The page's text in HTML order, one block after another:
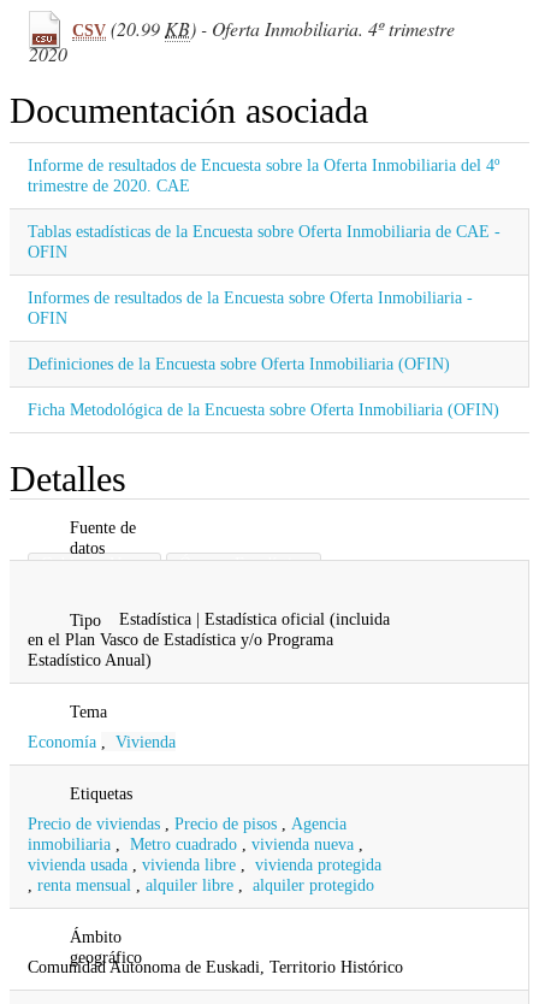
CSV (20.99 KB) - Oferta Inmobiliaria. 4º trimestre
2020
Documentación asociada
Informe de resultados de Encuesta sobre la Oferta Inmobiliaria del 4º
trimestre de 2020. CAE
Tablas estadísticas de la Encuesta sobre Oferta Inmobiliaria de CAE -
OFIN
Informes de resultados de la Encuesta sobre Oferta Inmobiliaria -
OFIN
Definiciones de la Encuesta sobre Oferta Inmobiliaria (OFIN)
Ficha Metodológica de la Encuesta sobre Oferta Inmobiliaria (OFIN)
Detalles
Fuente de
datos
Gobierno Vasco
Órgano Estadístico
Tipo
Estadística | Estadística oficial (incluida
en el Plan Vasco de Estadística y/o Programa
Estadístico Anual)
Tema
Economía , Vivienda
Etiquetas
Precio de viviendas , Precio de pisos , Agencia
inmobiliaria , Metro cuadrado , vivienda nueva ,
vivienda usada , vivienda libre , vivienda protegida
, renta mensual , alquiler libre , alquiler protegido
Ámbito
geográfico
Comunidad Autonoma de Euskadi, Territorio Histórico